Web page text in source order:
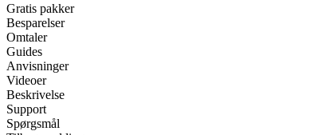
Gratis pakker
Besparelser
Omtaler
Guides
Anvisninger
Videoer
Beskrivelse
Support
Spørgsmål